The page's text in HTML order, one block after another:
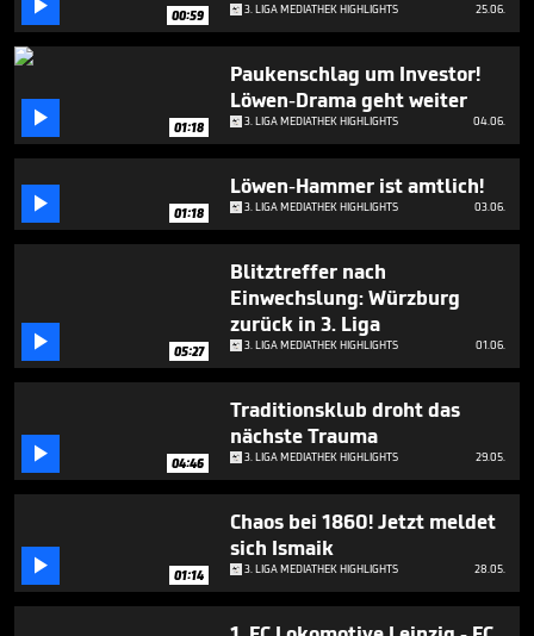
minutes,
23
seconds
 00:59 3. LIGA MEDIATHEK HIGHLIGHTS 25.06.
 01:18
Paukenschlag um Investor!
Löwen-Drama geht weiter
3. LIGA MEDIATHEK HIGHLIGHTS 04.06.
 01:18
Löwen-Hammer ist amtlich!
3. LIGA MEDIATHEK HIGHLIGHTS 03.06.
 05:27
Blitztreffer nach
Einwechslung: Würzburg
zurück in 3. Liga
3. LIGA MEDIATHEK HIGHLIGHTS 01.06.
 04:46
Traditionsklub droht das
nächste Trauma
3. LIGA MEDIATHEK HIGHLIGHTS 29.05.
 01:14
Chaos bei 1860! Jetzt meldet
sich Ismaik
3. LIGA MEDIATHEK HIGHLIGHTS 28.05.